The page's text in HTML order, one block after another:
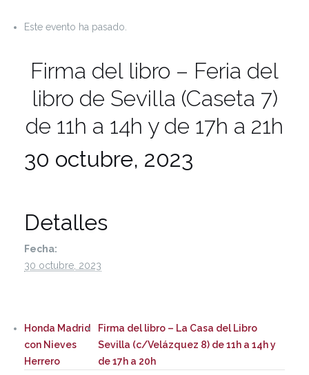
Este evento ha pasado.
Firma del libro – Feria del
libro de Sevilla (Caseta 7)
de 11h a 14h y de 17h a 21h
30 octubre, 2023
Detalles
Fecha:
30 octubre, 2023
Honda Madrid
con Nieves
Herrero
Firma del libro – La Casa del Libro
Sevilla (c/Velázquez 8) de 11h a 14h y
de 17h a 20h